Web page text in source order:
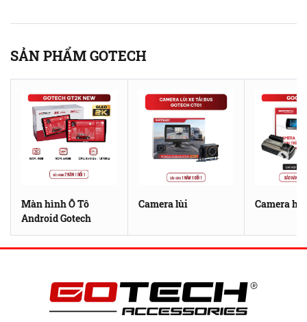
SẢN PHẨM GOTECH
Màn hình Ô Tô
Android Gotech
Camera lùi Camera